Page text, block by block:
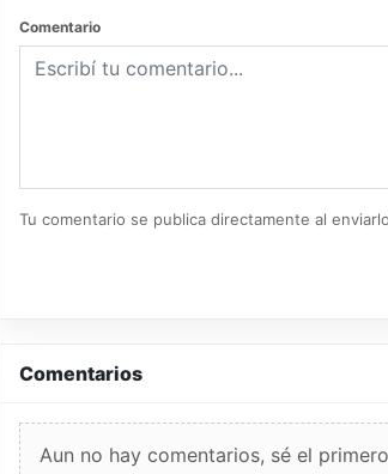
Comentario
Tu comentario se publica directamente al
Comentarios
Aun no hay comentarios, sé el